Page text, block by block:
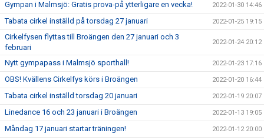
Gympan i Malmsjö: Gratis prova-på ytterligare en vecka! 2022-01-30 14:46
Tabata cirkel inställd på torsdag 27 januari 2022-01-25 19:15
Cirkelfysen flyttas till Broängen den 27 januari och 3
februari
2022-01-24 20:12
Nytt gympapass i Malmsjö sporthall! 2022-01-23 17:16
OBS! Kvällens Cirkelfys körs i Broängen 2022-01-20 16:44
Tabata cirkel inställd torsdag 20 januari 2022-01-19 20:07
Linedance 16 och 23 januari i Broängen 2022-01-13 19:05
Måndag 17 januari startar träningen! 2022-01-12 20:00